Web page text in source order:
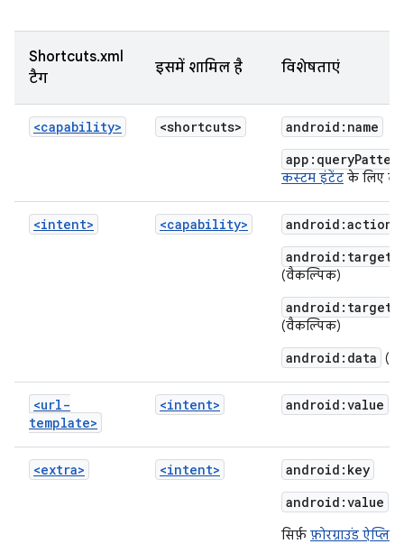
Shortcuts.xml
टैग
इसमें शामिल है विशेषताएं
<capability> <shortcuts>
android:name
कस्टम इंटेंट के लिए
<intent> <capability> android:action
(वैकल्पिक)
(वैकल्पिक)
android:data
<url-
template>
<intent> android:value
<extra> <intent>
android:key
android:value
सिर्फ़ फ़ोरग्राउंड